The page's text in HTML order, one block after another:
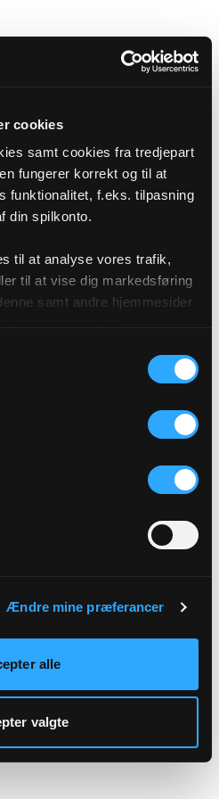
cookies
samt cookies fra tredjepart
fungerer korrekt og til at
funktionalitet, f.eks. tilpasning
din spilkonto.
til at analyse vores trafik,
til at vise dig markedsføring
samt andre hjemmesider
eller ved at klikke videre til
finder i bunden af vores
Ændre mine præferancer
alle
valgte